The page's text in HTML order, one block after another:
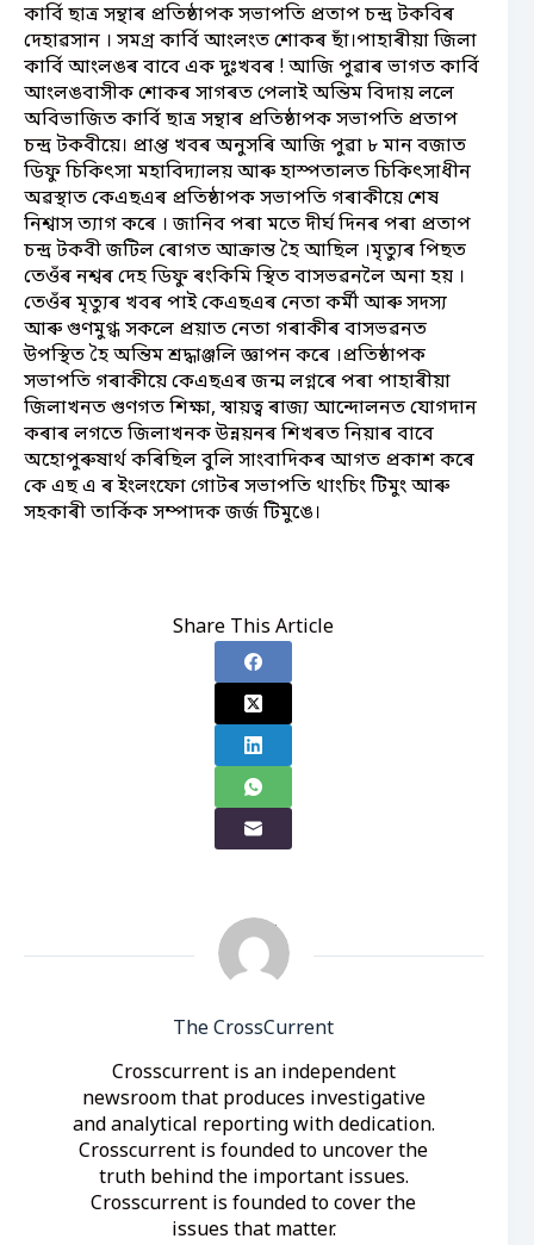
কাৰ্বি ছাত্ৰ সন্থাৰ প্ৰতিষ্ঠাপক সভাপতি প্ৰতাপ চন্দ্ৰ টকবিৰ
দেহাৱসান । সমগ্ৰ কাৰ্বি আংলংত শোকৰ ছাঁ।পাহাৰীয়া জিলা
কাৰ্বি আংলঙৰ বাবে এক দুঃখবৰ ! আজি পুৱাৰ ভাগত কাৰ্বি
আংলঙবাসীক শোকৰ সাগৰত পেলাই অন্তিম বিদায় ললে
অবিভাজিত কাৰ্বি ছাত্ৰ সন্থাৰ প্ৰতিষ্ঠাপক সভাপতি প্ৰতাপ
চন্দ্ৰ টকবীয়ে। প্ৰাপ্ত খবৰ অনুসৰি আজি পুৱা ৮ মান বজাত
ডিফু চিকিৎসা মহাবিদ্যালয় আৰু হাস্পতালত চিকিৎসাধীন
অৱস্থাত কেএছএৰ প্ৰতিষ্ঠাপক সভাপতি গৰাকীয়ে শেষ
নিশ্বাস ত্যাগ কৰে । জানিব পৰা মতে দীৰ্ঘ দিনৰ পৰা প্ৰতাপ
চন্দ্ৰ টকবী জটিল ৰোগত আক্ৰান্ত হৈ আছিল ।মৃত্যুৰ পিছত
তেওঁৰ নশ্বৰ দেহ ডিফু ৰংকিমি স্থিত বাসভৱনলৈ অনা হয় ।
তেওঁৰ মৃত্যুৰ খবৰ পাই কেএছএৰ নেতা কৰ্মী আৰু সদস্য
আৰু গুণমুগ্ধ সকলে প্ৰয়াত নেতা গৰাকীৰ বাসভৱনত
উপস্থিত হৈ অন্তিম শ্ৰদ্ধাঞ্জলি জ্ঞাপন কৰে ।প্ৰতিষ্ঠাপক
সভাপতি গৰাকীয়ে কেএছএৰ জন্ম লগ্নৰে পৰা পাহাৰীয়া
জিলাখনত গুণগত শিক্ষা, স্বায়ত্ব ৰাজ্য আন্দোলনত যোগদান
কৰাৰ লগতে জিলাখনক উন্নয়নৰ শিখৰত নিয়াৰ বাবে
অহোপুৰুষাৰ্থ কৰিছিল বুলি সাংবাদিকৰ আগত প্ৰকাশ কৰে
কে এছ এ ৰ ইংলংফো গোটৰ সভাপতি থাংচিং টিমুং আৰু
সহকাৰী তাৰ্কিক সম্পাদক জৰ্জ টিমুঙে।
Share This Article
The CrossCurrent
Crosscurrent is an independent
newsroom that produces investigative
and analytical reporting with dedication.
Crosscurrent is founded to uncover the
truth behind the important issues.
Crosscurrent is founded to cover the
issues that matter.